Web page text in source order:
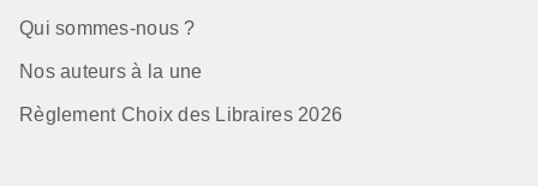
Qui sommes-nous ?
Nos auteurs à la une
Règlement Choix des Libraires 2026